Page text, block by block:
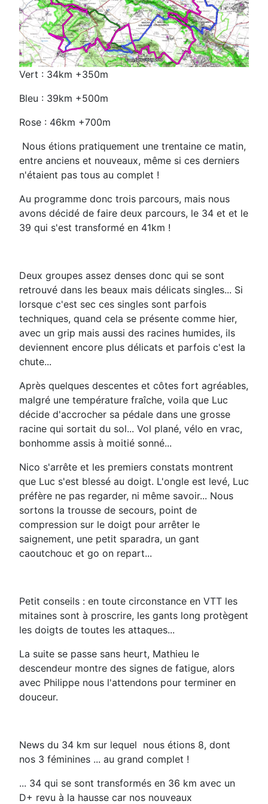
Vert : 34km +350m
Bleu : 39km +500m
Rose : 46km +700m
Nous étions pratiquement une trentaine ce matin,
entre anciens et nouveaux, même si ces derniers
n'étaient pas tous au complet !
Au programme donc trois parcours, mais nous
avons décidé de faire deux parcours, le 34 et et le
39 qui s'est transformé en 41km !
Deux groupes assez denses donc qui se sont
retrouvé dans les beaux mais délicats singles... Si
lorsque c'est sec ces singles sont parfois
techniques, quand cela se présente comme hier,
avec un grip mais aussi des racines humides, ils
deviennent encore plus délicats et parfois c'est la
chute...
Après quelques descentes et côtes fort agréables,
malgré une température fraîche, voila que Luc
décide d'accrocher sa pédale dans une grosse
racine qui sortait du sol... Vol plané, vélo en vrac,
bonhomme assis à moitié sonné...
Nico s'arrête et les premiers constats montrent
que Luc s'est blessé au doigt. L'ongle est levé, Luc
préfère ne pas regarder, ni même savoir... Nous
sortons la trousse de secours, point de
compression sur le doigt pour arrêter le
saignement, une petit sparadra, un gant
caoutchouc et go on repart...
Petit conseils : en toute circonstance en VTT les
mitaines sont à proscrire, les gants long protègent
les doigts de toutes les attaques...
La suite se passe sans heurt, Mathieu le
descendeur montre des signes de fatigue, alors
avec Philippe nous l'attendons pour terminer en
douceur.
News du 34 km sur lequel nous étions 8, dont
nos 3 féminines ... au grand complet !
... 34 qui se sont transformés en 36 km avec un
D+ revu à la hausse car nos nouveaux